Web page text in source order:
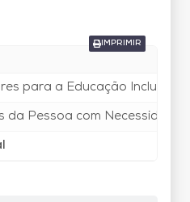
IMPRIMIR
para a Educação Inclusiva
da Pessoa com Necessidades